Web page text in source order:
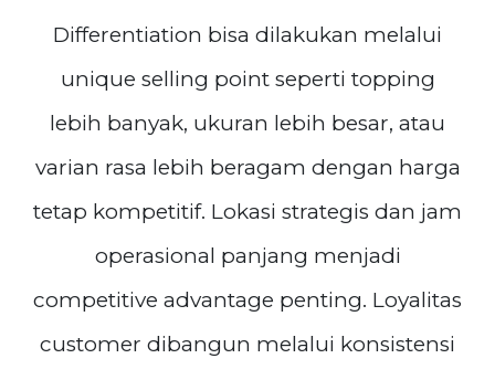
Differentiation bisa dilakukan melalui
unique selling point seperti topping
lebih banyak, ukuran lebih besar, atau
varian rasa lebih beragam dengan harga
tetap kompetitif. Lokasi strategis dan jam
operasional panjang menjadi
competitive advantage penting. Loyalitas
customer dibangun melalui konsistensi